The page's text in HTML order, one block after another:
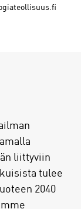
liittyviin
tulee
2040